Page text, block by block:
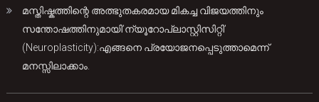
മസ്തിഷ്കത്തിന്റെ അത്ഭുതകരമായ മികച്ച വിജയത്തിനും
സന്തോഷത്തിനുമായി’ന്യൂറോപ്ലാസ്റ്റിസിറ്റി’
(Neuroplasticity):എങ്ങനെ പ്രയോജനപ്പെടുത്താമെന്ന്
മനസ്സിലാക്കാം.